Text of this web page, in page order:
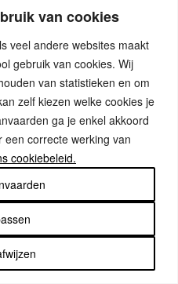
van cookies
veel andere websites maakt
gebruik van cookies. Wij
van statistieken en om
zelf kiezen welke cookies je
ga je enkel akkoord
een correcte werking van
cookiebeleid.